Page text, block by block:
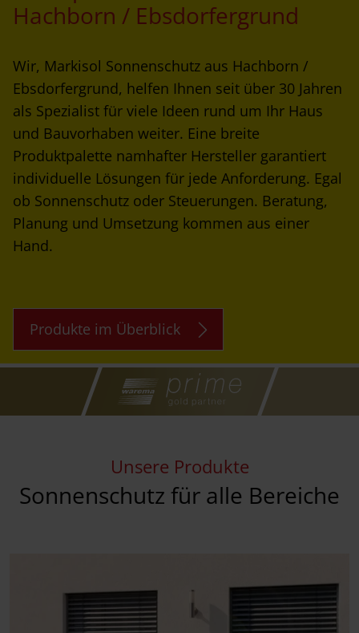
Hachborn / Ebsdorfergrund
Wir, Markisol Sonnenschutz aus Hachborn /
Ebsdorfergrund, helfen Ihnen seit über 30 Jahren
als Spezialist für viele Ideen rund um Ihr Haus
und Bauvorhaben weiter. Eine breite
Produktpalette namhafter Hersteller garantiert
individuelle Lösungen für jede Anforderung. Egal
ob Sonnenschutz oder Steuerungen. Beratung,
Planung und Umsetzung kommen aus einer
Hand.
Produkte im Überblick
Unsere Produkte
Sonnenschutz für alle Bereiche